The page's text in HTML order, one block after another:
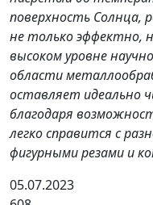
поверхность Солнца,
не только эффектно,
высоком уровне
области
оставляет идеально
благодаря
легко справится с
фигурными резами и
05.07.2023